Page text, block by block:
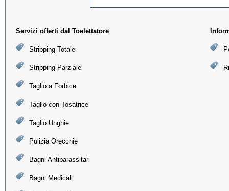
Servizi offerti dal Toelettatore:
Stripping Totale
Stripping Parziale
Taglio a Forbice
Taglio con Tosatrice
Taglio Unghie
Pulizia Orecchie
Bagni Antiparassitari
Bagni Medicali